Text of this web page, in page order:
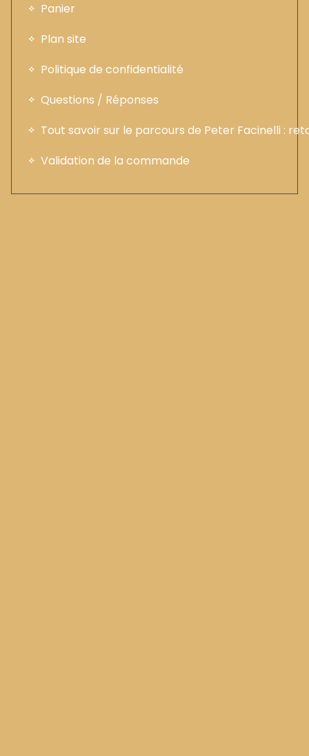
Panier
Plan site
Politique de confidentialité
Questions / Réponses
Tout savoir sur le parcours de Peter Facinelli :
Validation de la commande